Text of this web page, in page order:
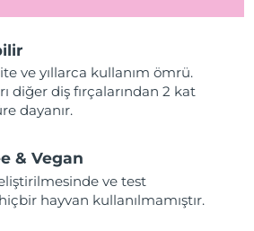
ve yıllarca kullanım ömrü.
diğer diş fırçalarından 2 kat
dayanır.
& Vegan
ve test
hayvan kullanılmamıştır.